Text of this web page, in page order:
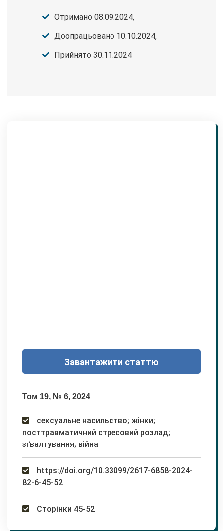
Отримано 08.09.2024,
Доопрацьовано 10.10.2024,
Прийнято 30.11.2024
Завантажити статтю
Том 19, № 6, 2024
сексуальне насильство; жінки;
посттравматичний стресовий розлад;
зґвалтування; війна
https://doi.org/10.33099/2617-6858-2024-
82-6-45-52
Сторінки 45-52